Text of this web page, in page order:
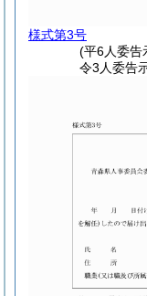
様式第3号
(平6人委告
令3人委告